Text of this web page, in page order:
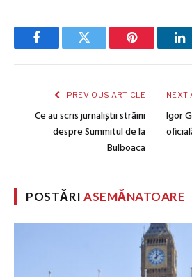
FacebookTwitter Pinterest
PREVIOUS ARTICLE
Ce au scris jurnaliștii străini
despre Summitul de la
Bulboaca
NEXT
Igor
POSTĂRIASEMĂNATOARE